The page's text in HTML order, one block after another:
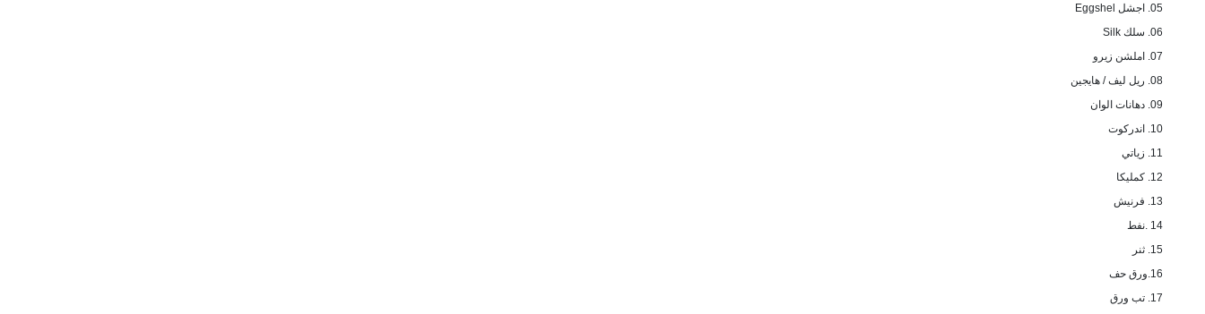
05. اجشل Eggshel
06. سلك Silk
07. املشن زيرو
08. ريل ليف / هايجين
09. دهانات الوان
10. اندركوت
11. زياتي
12. كمليكا
13. فرنيش
14 .نفط
15. ثنر
16.ورق حف
17. تب ورق